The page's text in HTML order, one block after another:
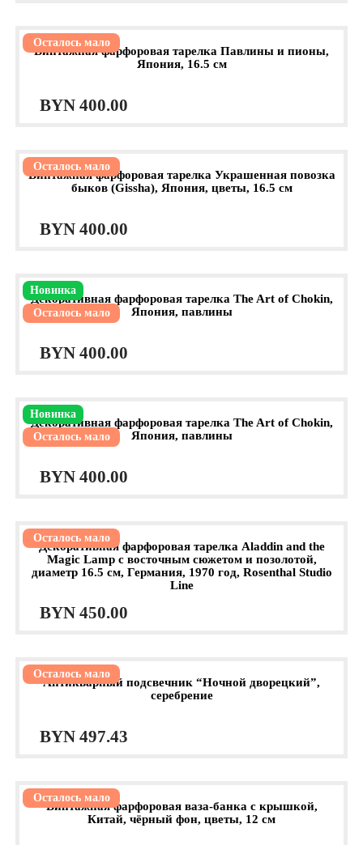
Осталось мало
Винтажная фарфоровая тарелка Павлины и пионы,
Япония, 16.5 см
BYN 400.00
Осталось мало
Винтажная фарфоровая тарелка Украшенная повозка
быков (Gissha), Япония, цветы, 16.5 см
BYN 400.00
Новинка
Осталось мало
Декоративная фарфоровая тарелка The Art of Chokin,
Япония, павлины
BYN 400.00
Новинка
Осталось мало
Декоративная фарфоровая тарелка The Art of Chokin,
Япония, павлины
BYN 400.00
Осталось мало
Декоративная фарфоровая тарелка Aladdin and the
Magic Lamp с восточным сюжетом и позолотой,
диаметр 16.5 см, Германия, 1970 год, Rosenthal Studio
Line
BYN 450.00
Осталось мало
Антикварный подсвечник “Ночной дворецкий”,
серебрение
BYN 497.43
Осталось мало
Винтажная фарфоровая ваза-банка с крышкой,
Китай, чёрный фон, цветы, 12 см